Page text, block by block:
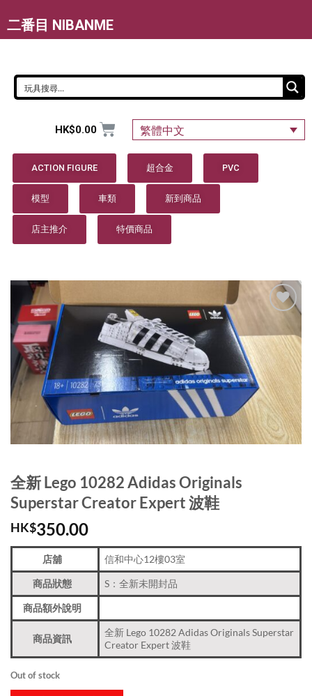
二番目 NIBANME
HK$0.00 繁體中文
ACTION FIGURE 超合金 PVC
模型 車類 新到商品
店主推介 特價商品
全新 Lego 10282 Adidas Originals
Superstar Creator Expert 波鞋
HK$350.00
店舖 信和中心12樓03室
商品狀態 S：全新未開封品
商品額外說明
商品資訊
全新 Lego 10282 Adidas Originals Superstar
Creator Expert 波鞋
Out of stock